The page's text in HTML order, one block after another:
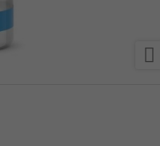
